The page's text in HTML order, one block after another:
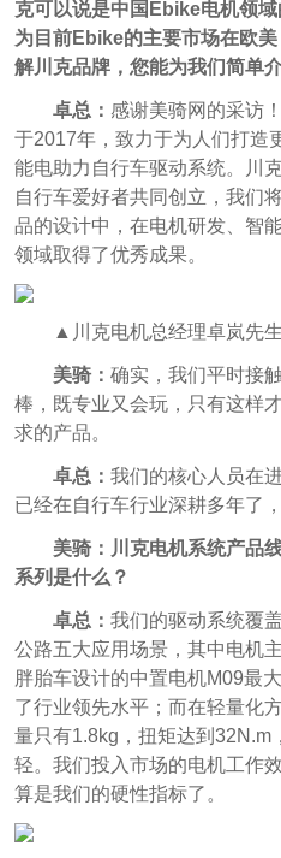
克可以说是中国Ebike电机领
为目前Ebike的主要市场在欧
解川克品牌，您能为我们简单
卓总： 感谢美骑网的采访
于2017年，致力于为人们打造
能电助力自行车驱动系统。川
自行车爱好者共同创立，我们
品的设计中，在电机研发、智
领域取得了优秀成果。
▲川克电机总经理卓岚先
美骑： 确实，我们平时接
棒，既专业又会玩，只有这样
求的产品。
卓总： 我们的核心人员在
已经在自行车行业深耕多年了
美骑：川克电机系统产品
系列是什么？
卓总： 我们的驱动系统覆
公路五大应用场景，其中电机
胖胎车设计的中置电机M09最
了行业领先水平；而在轻量化
量只有1.8kg，扭矩达到32N.m
轻。我们投入市场的电机工作
算是我们的硬性指标了。